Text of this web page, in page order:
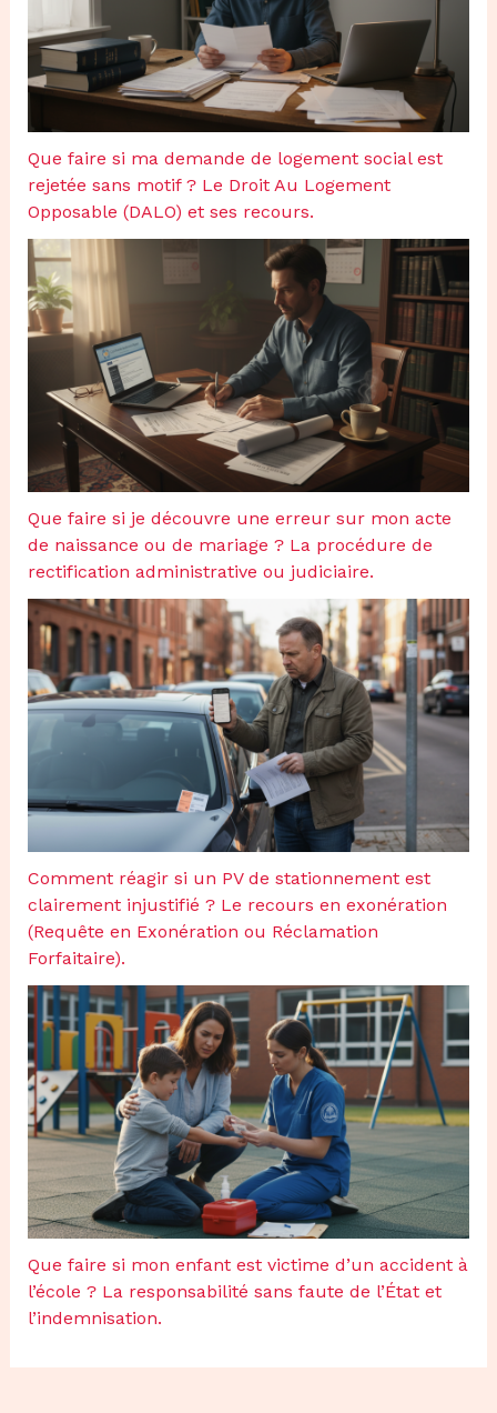
Que faire si ma demande de logement social est
rejetée sans motif ? Le Droit Au Logement
Opposable (DALO) et ses recours.
Que faire si je découvre une erreur sur mon acte
de naissance ou de mariage ? La procédure de
rectification administrative ou judiciaire.
Comment réagir si un PV de stationnement est
clairement injustifié ? Le recours en exonération
(Requête en Exonération ou Réclamation
Forfaitaire).
Que faire si mon enfant est victime d’un accident à
l’école ? La responsabilité sans faute de l’État et
l’indemnisation.